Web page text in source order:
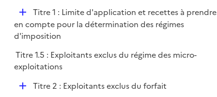
r
l
i
e
r
p
l
i
e
r
D
é
p
i
e
Titre 1 : Limite d'application et recettes à prendre
en compte pour la détermination des régimes
d'imposition
Titre 1.5 : Exploitants exclus du régime des micro-
exploitations
DTitre 2 : Exploitants exclus du forfait